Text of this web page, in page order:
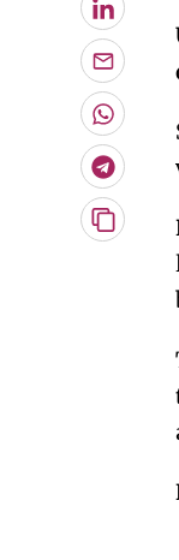
LinkedIn
Enviar
por
Email
Copiar
artículo